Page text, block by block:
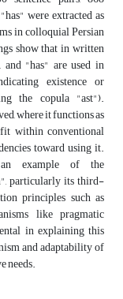
were extracted as
in colloquial Persian
show that in written
"has" are used in
existence or
the copula "ast").
where it functions as
within conventional
toward using it.
example of the
particularly its third-
principles such as
like pragmatic
in explaining this
and adaptability of
needs.